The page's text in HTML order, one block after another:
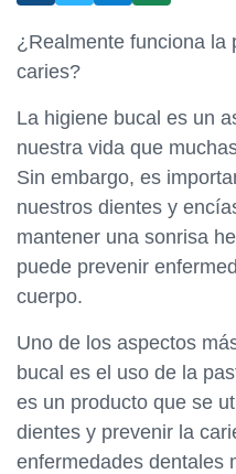
¿Realmente funciona la
caries?
La higiene bucal es un
nuestra vida que
Sin embargo, es
nuestros dientes y
mantener una sonrisa
puede prevenir
cuerpo.
Uno de los aspectos
bucal es el uso de la
es un producto que se
dientes y prevenir la
enfermedades dentales